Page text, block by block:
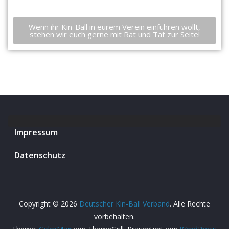
Wenn ihr Kin-Ball in eurem Verein einführen wollt,
stehen wir euch gerne mit Rat und Tat zur Seite!
Impressum
Datenschutz
Copyright © 2026 Deutscher Kin-Ball Verband. Alle Rechte
vorbehalten.